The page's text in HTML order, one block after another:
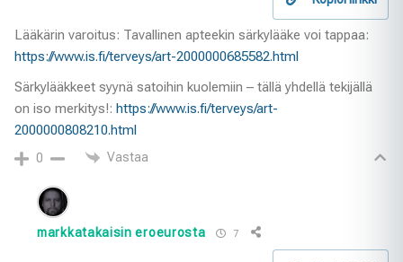
Lääkärin varoitus: Tavallinen apteekin särkylääke voi tappaa:
https://www.is.fi/terveys/art-2000000685582.html
Särkylääkkeet syynä satoihin kuolemiin – tällä yhdellä tekijällä
on iso merkitys!: https://www.is.fi/terveys/art-
2000000808210.html
0 Vastaa
markkatakaisin eroeurosta 7